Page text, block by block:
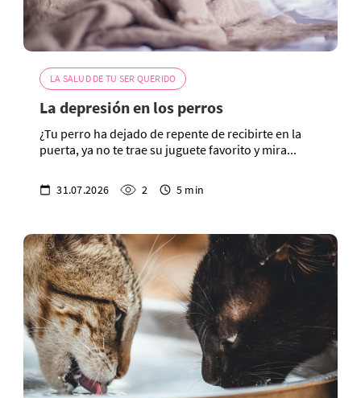
LA SALUD DE TU SER QUERIDO
La depresión en los perros
¿Tu perro ha dejado de repente de recibirte en la
puerta, ya no te trae su juguete favorito y mira...
31.07.2026 2 5 min